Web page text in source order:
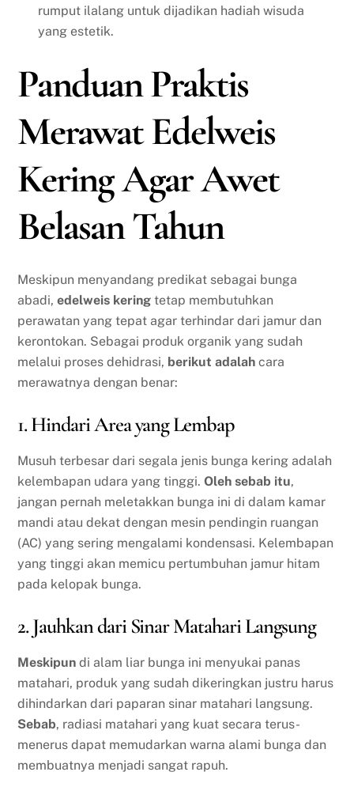
rumput ilalang untuk dijadikan hadiah wisuda
yang estetik.
Panduan Praktis
Merawat Edelweis
Kering Agar Awet
Belasan Tahun
Meskipun menyandang predikat sebagai bunga
abadi,edelweis kering tetap membutuhkan
perawatan yang tepat agar terhindar dari jamur dan
kerontokan. Sebagai produk organik yang sudah
melalui proses dehidrasi, berikut adalah cara
merawatnya dengan benar:
1. Hindari Area yang Lembap
Musuh terbesar dari segala jenis bunga kering adalah
kelembapan udara yang tinggi.Oleh sebab itu,
jangan pernah meletakkan bunga ini di dalam kamar
mandi atau dekat dengan mesin pendingin ruangan
(AC) yang sering mengalami kondensasi. Kelembapan
yang tinggi akan memicu pertumbuhan jamur hitam
pada kelopak bunga.
2. Jauhkan dari Sinar Matahari Langsung
Meskipun di alam liar bunga ini menyukai panas
matahari, produk yang sudah dikeringkan justru harus
dihindarkan dari paparan sinar matahari langsung.
Sebab, radiasi matahari yang kuat secara terus-
menerus dapat memudarkan warna alami bunga dan
membuatnya menjadi sangat rapuh.